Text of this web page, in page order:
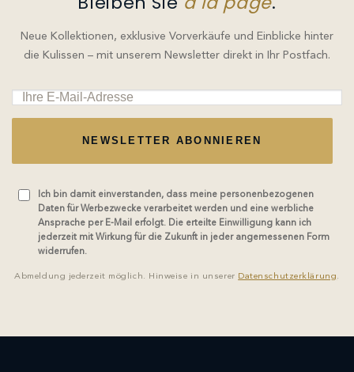
Neue Kollektionen, exklusive Vorverkäufe und Einblicke hinter
die Kulissen – mit unserem Newsletter direkt in Ihr Postfach.
NEWSLETTER ABONNIEREN
Ich bin damit einverstanden, dass meine personenbezogenen
Daten für Werbezwecke verarbeitet werden und eine werbliche
Ansprache per E-Mail erfolgt. Die erteilte Einwilligung kann ich
jederzeit mit Wirkung für die Zukunft in jeder angemessenen Form
widerrufen.
Abmeldung jederzeit möglich. Hinweise in unserer Datenschutzerklärung.